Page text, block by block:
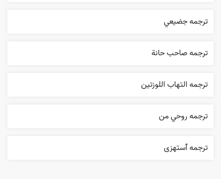
ترجمه جضيعي
ترجمه صاحب حانة
ترجمه التهاب اللوزتين
ترجمه روحي من
ترجمه ٱستهزی